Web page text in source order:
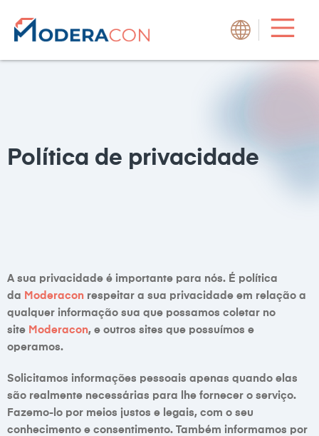
Política de privacidade
A sua privacidade é importante para nós. É política
da Moderacon respeitar a sua privacidade em relação a
qualquer informação sua que possamos coletar no
site Moderacon, e outros sites que possuímos e
operamos.
Solicitamos informações pessoais apenas quando elas
são realmente necessárias para lhe fornecer o serviço.
Fazemo-lo por meios justos e legais, com o seu
conhecimento e consentimento. Também informamos por